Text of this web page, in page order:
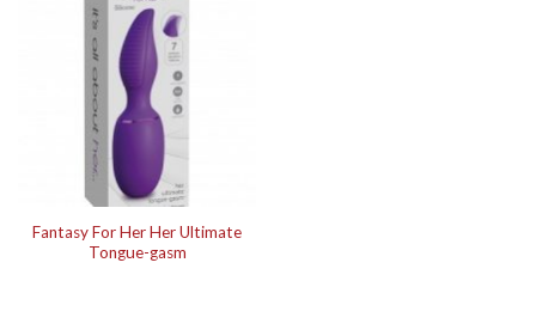
Fantasy For Her Her Ultimate
Tongue-gasm